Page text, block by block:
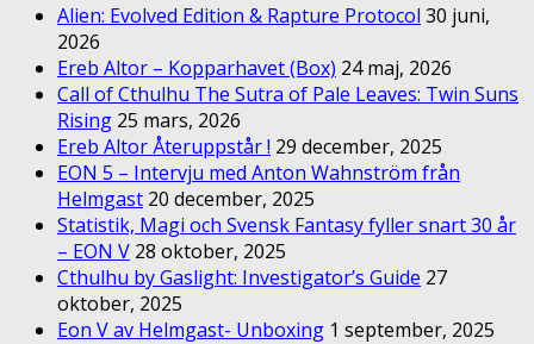
Alien: Evolved Edition & Rapture Protocol 30 juni,
2026
Ereb Altor – Kopparhavet (Box) 24 maj, 2026
Call of Cthulhu The Sutra of Pale Leaves: Twin Suns
Rising 25 mars, 2026
Ereb Altor Återuppstår ! 29 december, 2025
EON 5 – Intervju med Anton Wahnström från
Helmgast 20 december, 2025
Statistik, Magi och Svensk Fantasy fyller snart 30 år
– EON V 28 oktober, 2025
Cthulhu by Gaslight: Investigator’s Guide 27
oktober, 2025
Eon V av Helmgast- Unboxing 1 september, 2025